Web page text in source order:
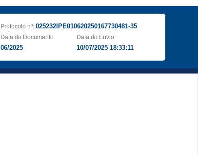
Protocolo nº: 025232IPE010620250167730481-35
Data do Documento
06/2025
Data do Envio
10/07/2025 18:33:11